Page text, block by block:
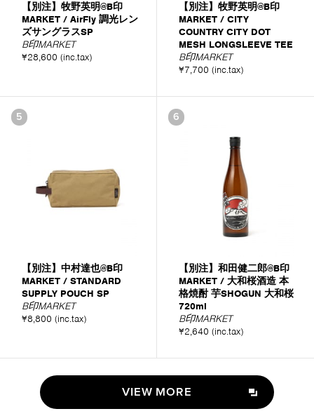
【別注】牧野英明@B印
MARKET / AirFly 調光レン
ズサングラスSP
B印MARKET
¥28,600 (inc.tax)
【別注】牧野英明@B印
MARKET / CITY
COUNTRY CITY DOT
MESH LONGSLEEVE TEE
B印MARKET
¥7,700 (inc.tax)
5
【別注】中村達也@B印
MARKET / STANDARD
SUPPLY POUCH SP
B印MARKET
¥8,800 (inc.tax)
6
【別注】和田健二郎@B印
MARKET / 大和桜酒造 本
格焼酎 芋SHOGUN 大和桜
720ml
B印MARKET
¥2,640 (inc.tax)
VIEW MORE